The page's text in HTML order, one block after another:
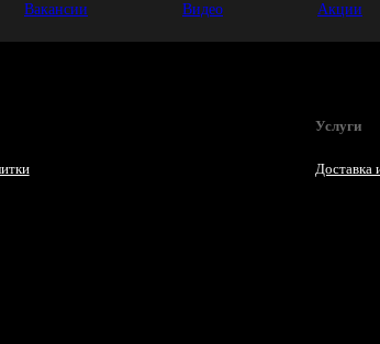
Вакансии Видео Акции
Услуги
Доставка